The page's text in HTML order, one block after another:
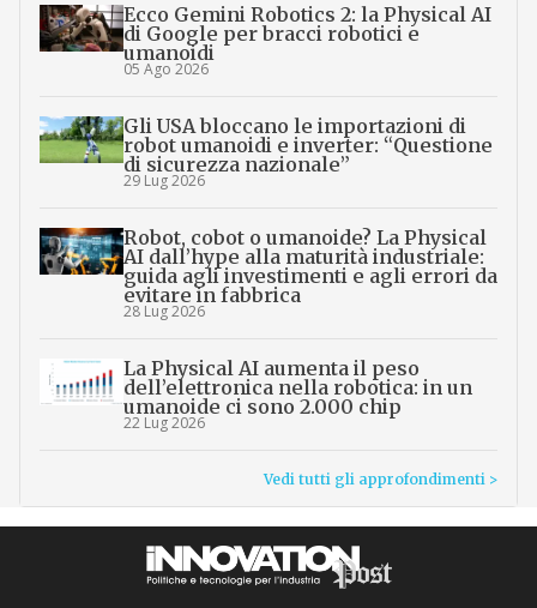
Ecco Gemini Robotics 2: la Physical AI
di Google per bracci robotici e
umanoidi
05 Ago 2026
Gli USA bloccano le importazioni di
robot umanoidi e inverter: “Questione
di sicurezza nazionale”
29 Lug 2026
Robot, cobot o umanoide? La Physical
AI dall’hype alla maturità industriale:
guida agli investimenti e agli errori da
evitare in fabbrica
28 Lug 2026
La Physical AI aumenta il peso
dell’elettronica nella robotica: in un
umanoide ci sono 2.000 chip
22 Lug 2026
Vedi tutti gli approfondimenti >